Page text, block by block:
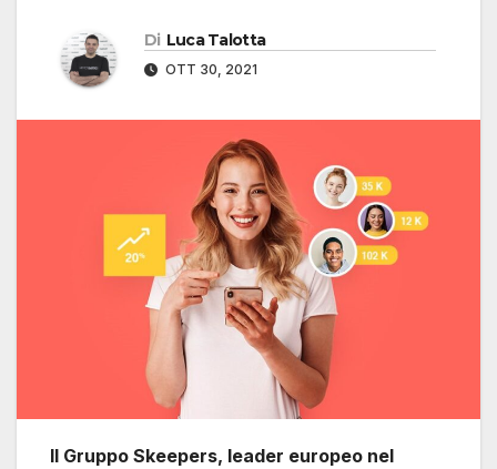
Di Luca Talotta
OTT 30, 2021
Il Gruppo Skeepers, leader europeo nel